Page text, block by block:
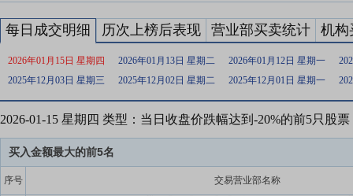
每日成交明细 历次上榜后表现 营业部买卖统计 机构
2026年01月15日 星期四 2026年01月13日 星期二 2026年01月12日 星期一
2025年12月03日 星期三
2025年12月02日 星期二 2025年12月01日 星期一
2026-01-15 星期四 类型：当日收盘价跌幅达到-20%的前5只股票
买入金额最大的前5名
序号 交易营业部名称